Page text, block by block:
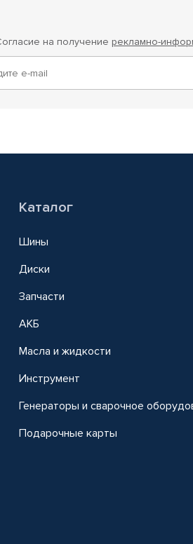
на получение рекламно-
Каталог
Шины
Диски
Запчасти
АКБ
Масла и жидкости
Инструмент
Генераторы и сварочное
Подарочные карты